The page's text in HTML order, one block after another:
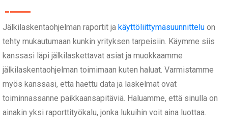
Jälkilaskentaohjelman raportit ja käyttöliittymäsuunnittelu on
tehty mukautumaan kunkin yrityksen tarpeisiin. Käymme siis
kanssasi läpi jälkilaskettavat asiat ja muokkaamme
jälkilaskentaohjelman toimimaan kuten haluat. Varmistamme
myös kanssasi, että haettu data ja laskelmat ovat
toiminnassanne paikkaansapitäviä. Haluamme, että sinulla on
ainakin yksi raporttityökalu, jonka lukuihin voit aina luottaa.